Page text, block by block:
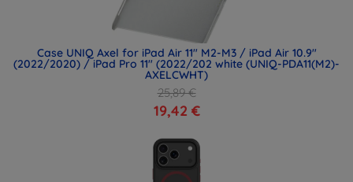
Case UNIQ Axel for iPad Air 11" M2-M3 / iPad Air 10.9"
(2022/2020) / iPad Pro 11" (2022/202 white (UNIQ-PDA11(M2)-
AXELCWHT)
25,89 €
19,42 €